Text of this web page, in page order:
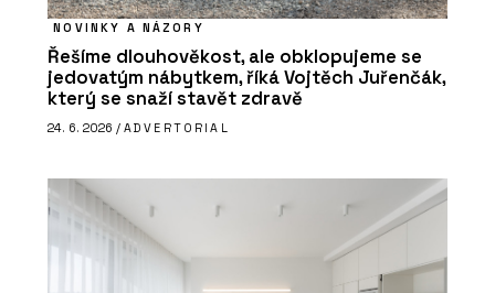
NOVINKY A NÁZORY
Řešíme dlouhověkost, ale obklopujeme se
jedovatým nábytkem, říká Vojtěch Juřenčák,
který se snaží stavět zdravě
24. 6. 2026 / ADVERTORIAL